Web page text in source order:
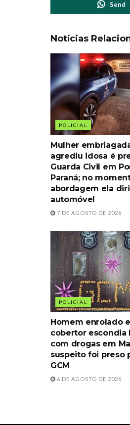
Send
Notícias
POLICIAL
Mulher
agrediu idosa é
Guarda Civil em
Paraná; no
abordagem ela
automóvel
7 DE AGOSTO DE 2026
POLICIAL
Homem enrolado
cobertor escondia
com drogas em
suspeito foi preso
GCM
6 DE AGOSTO DE 2026